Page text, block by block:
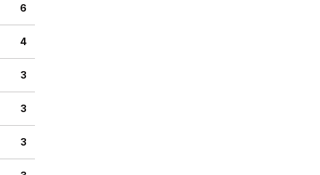
6
4
3
3
3